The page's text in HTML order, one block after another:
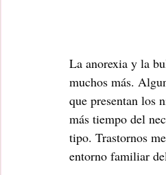
La anorexia y la
muchos más.
que presentan los
más tiempo del
tipo. Trastornos
entorno familiar